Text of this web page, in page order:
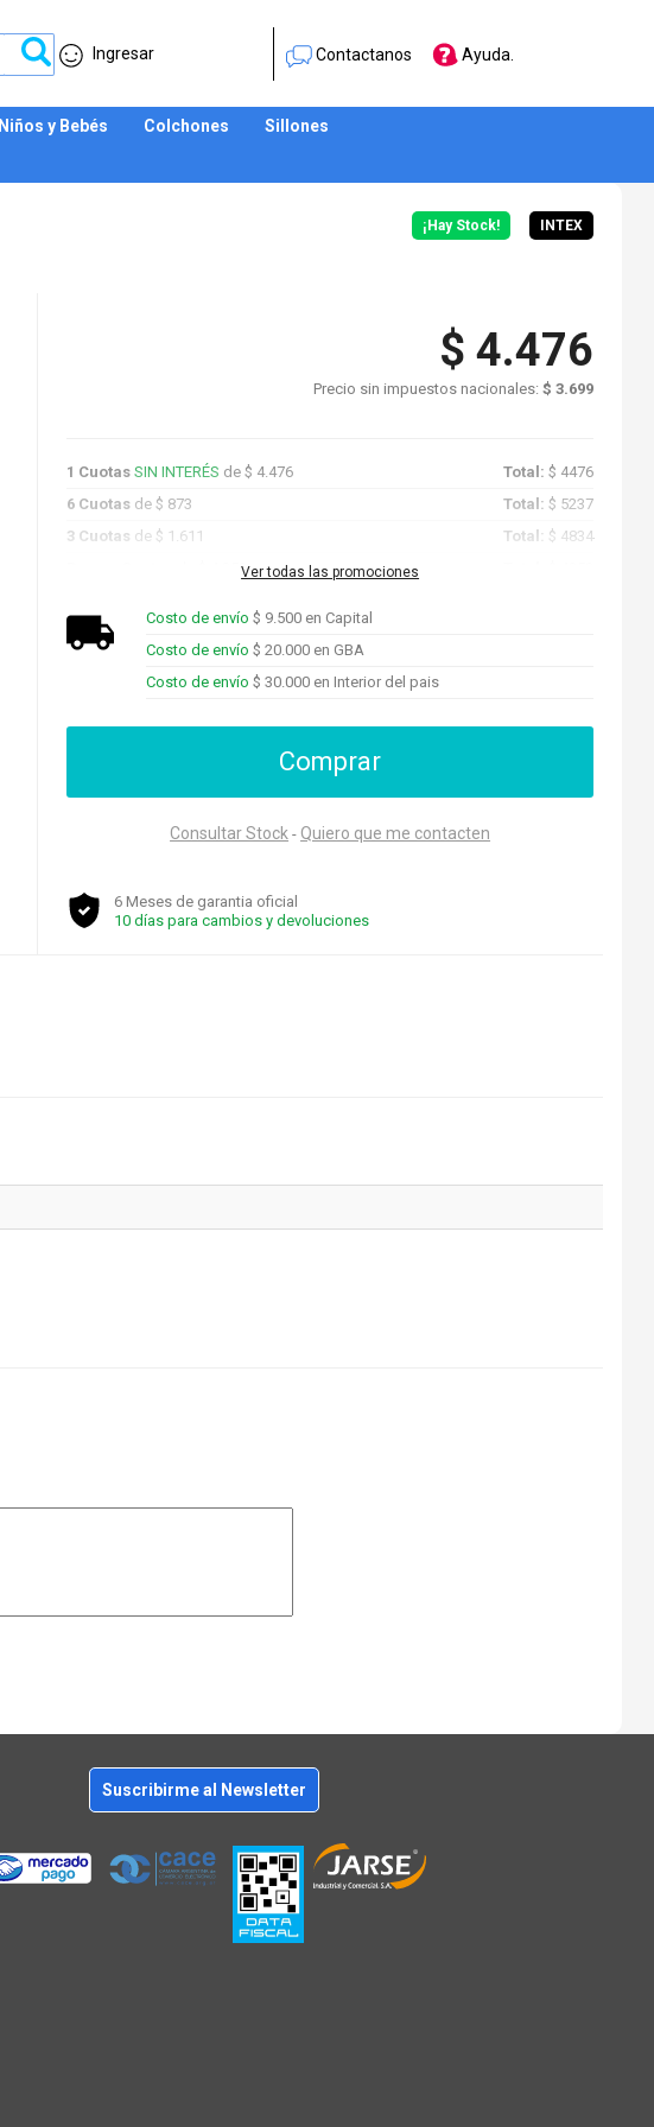
Ingresar Contactanos Ayuda.
Niños y Bebés Colchones
Sillones
¡Hay Stock! INTEX
$ 4.476
Precio sin impuestos nacionales:$ 3.699
1 Cuotas SIN INTERÉS de $ 4.476 Total:$ 4476
6 Cuotas de $ 873 Total:$ 5237
3 Cuotas de $ 1.611 Total: $ 4834
de $ 4.252Ver todas las promociones
Costo de envío $ 9.500 en Capital
Costo de envío $ 20.000 en GBA
Costo de envío $ 30.000 en Interior del pais
Comprar
Consultar Stock - Quiero que me contacten
6 Meses de garantia oficial
10 días para cambios y devoluciones
Suscribirme al Newsletter